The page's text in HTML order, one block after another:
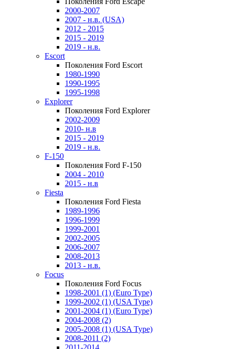
2000-2007
2007 - н.в. (USA)
2012 - 2015
2015 - 2019
2019 - н.в.
Escort
Поколения Ford Escort
1980-1990
1990-1995
1995-1998
Explorer
Поколения Ford Explorer
2002-2009
2010- н.в
2015 - 2019
2019 - н.в.
F-150
Поколения Ford F-150
2004 - 2010
2015 - н.в
Fiesta
Поколения Ford Fiesta
1989-1996
1996-1999
1999-2001
2002-2005
2006-2007
2008-2013
2013 - н.в.
Focus
Поколения Ford Focus
1998-2001 (1) (Euro Type)
1999-2002 (1) (USA Type)
2001-2004 (1) (Euro Type)
2004-2008 (2)
2005-2008 (1) (USA Type)
2008-2011 (2)
2011-2014